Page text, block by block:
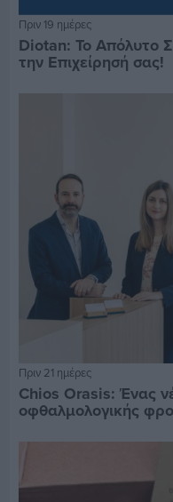
Πριν 19 ημέρες
Diotan: Το Απόλυτο
την Επιχείρησή σας!
Πριν 21 ημέρες
Chios Orasis: Ένας
οφθαλμολογικής